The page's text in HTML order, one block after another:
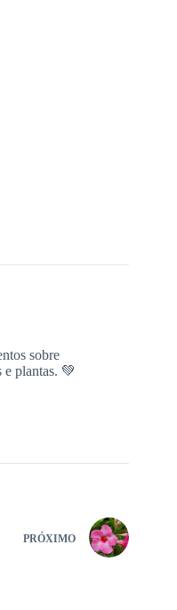
sobre
e plantas. 💚
PRÓXIMO